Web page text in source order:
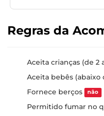
Regras da
Aceita crianças (de 2
Aceita bebês (abaixo
Fornece berços não
Permitido fumar no